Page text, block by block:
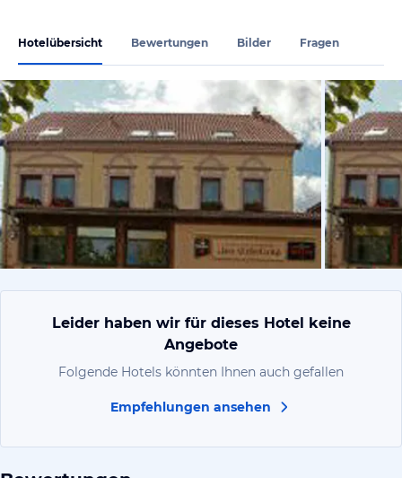
Hotelübersicht Bewertungen Bilder Fragen
vom
Leider haben wir für dieses Hotel keine
Angebote
Folgende Hotels könnten Ihnen auch gefallen
Empfehlungen ansehen